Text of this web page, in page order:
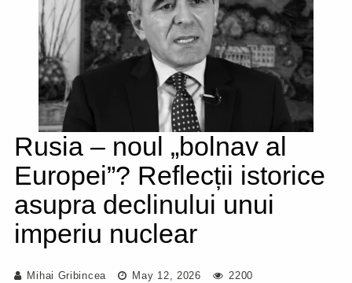
Rusia – noul „bolnav al
Europei”? Reflecții istorice
asupra declinului unui
imperiu nuclear
Mihai Gribincea May 12, 2026 2200